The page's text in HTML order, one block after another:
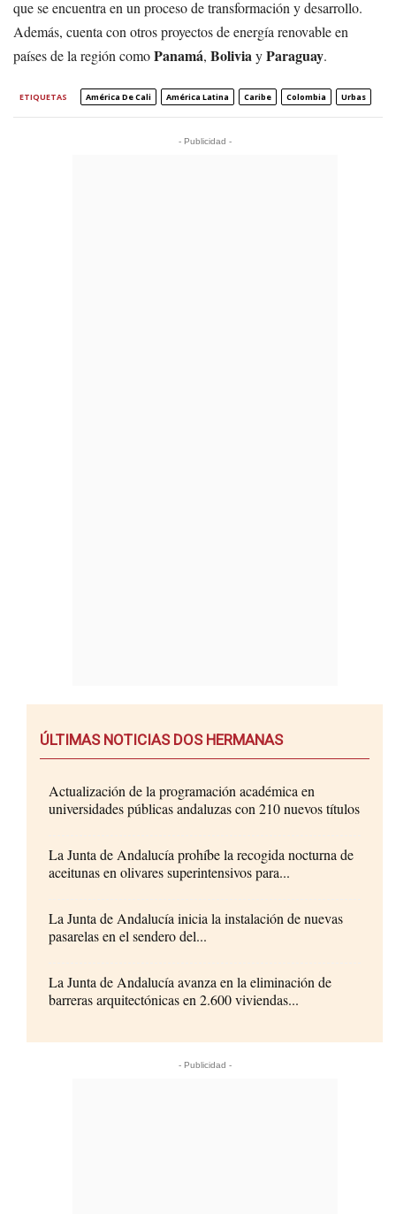
que se encuentra en un proceso de transformación y desarrollo.
Además, cuenta con otros proyectos de energía renovable en
países de la región comoPanamá, BoliviayParaguay.
ETIQUETAS América De Cali América Latina Caribe Colombia Urbas
- Publicidad -
ÚLTIMAS NOTICIAS DOS HERMANAS
Actualización de la programación académica en
universidades públicas andaluzas con 210 nuevos títulos
La Junta de Andalucía prohíbe la recogida nocturna de
aceitunas en olivares superintensivos para...
La Junta de Andalucía inicia la instalación de nuevas
pasarelas en el sendero del...
La Junta de Andalucía avanza en la eliminación de
barreras arquitectónicas en 2.600 viviendas...
- Publicidad -